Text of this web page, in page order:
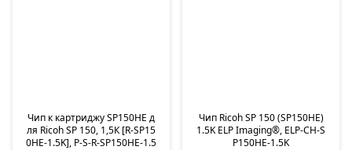
Чип к картриджу SP150HE д
ля Ricoh SP 150, 1,5К [R-SP15
0HE-1.5K], P-S-R-SP150HE-1.5
Чип Ricoh SP 150 (SP150HE)
1.5K ELP Imaging®, ELP-CH-S
P150HE-1.5K